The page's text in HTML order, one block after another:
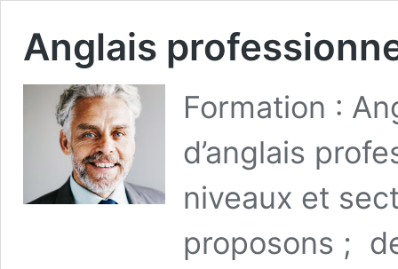
Anglais
Formation :
d’anglais
niveaux et
proposons ;